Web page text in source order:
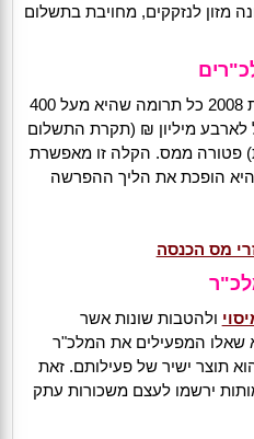
מזון לנזקקים, מחויבת בתשלום
: נכון לשנת 2008 כל תרומה שהיא מעל 400
מיליון ₪ (תקרת התשלום
פטורה ממס. הקלה זו מאפשרת
הופכת את הליך ההפרשה
מס הכנסה
ולהטבות שונות אשר
שאלו המפעילים את המלכ"ר
תוצר ישיר של פעילותם. זאת
ירשמו לעצם משכורות עתק